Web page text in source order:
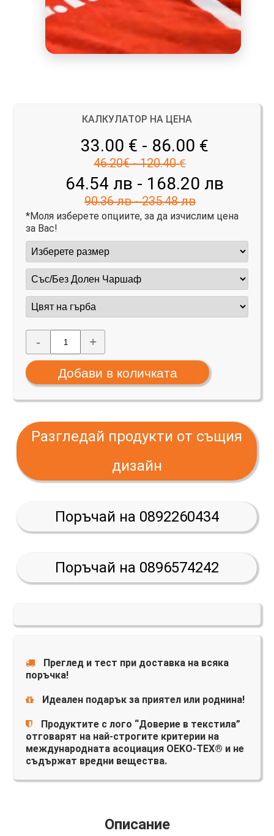
КАЛКУЛАТОР НА ЦЕНА
33.00 € - 86.00 €
46.20€ - 120.40 €
64.54 лв - 168.20 лв
90.36 лв - 235.48 лв
*Моля изберете опциите, за да изчислим цена
за Вас!
- +
Разгледай продукти от същия
дизайн
Поръчай на 0892260434
Поръчай на 0896574242
Преглед и тест при доставка на всяка
поръчка!
Идеален подарък за приятел или роднина!
Продуктите с лого “Доверие в текстила”
отговарят на най-строгите критерии на
международната асоциация OEKO-TEX® и не
съдържат вредни вещества.
Описание